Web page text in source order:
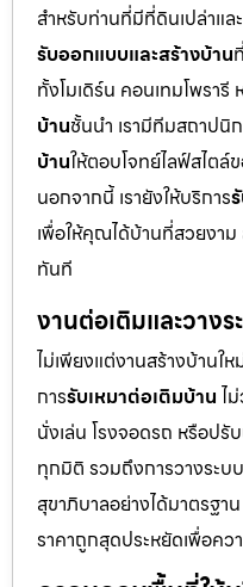
สำหรับท่านที่มีที่ดินเปล่าแล
รับออกแบบและสร้างบ้าน
ทั้งโมเดิร์น คอนเทมโพรารี
บ้านชั้นนำ เรามีทีมสถาปนิ
บ้านให้ตอบโจทย์ไลฟ์สไต
นอกจากนี้ เรายังให้บริการ
เพื่อให้คุณได้บ้านที่สวยงา
ทันที
งานต่อเติมและวางร
ไม่เพียงแต่งานสร้างบ้านใ
การรับเหมาต่อเติมบ้าน ไ
นั่งเล่น โรงจอดรถ หรือปรั
ทุกมิติ รวมถึงการวางระบ
สุขาภิบาลอย่างได้มาตรฐา
ราคาถูกสุดประหยัดเพื่อค